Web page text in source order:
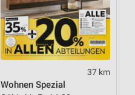
37 km
Wohnen Spezial